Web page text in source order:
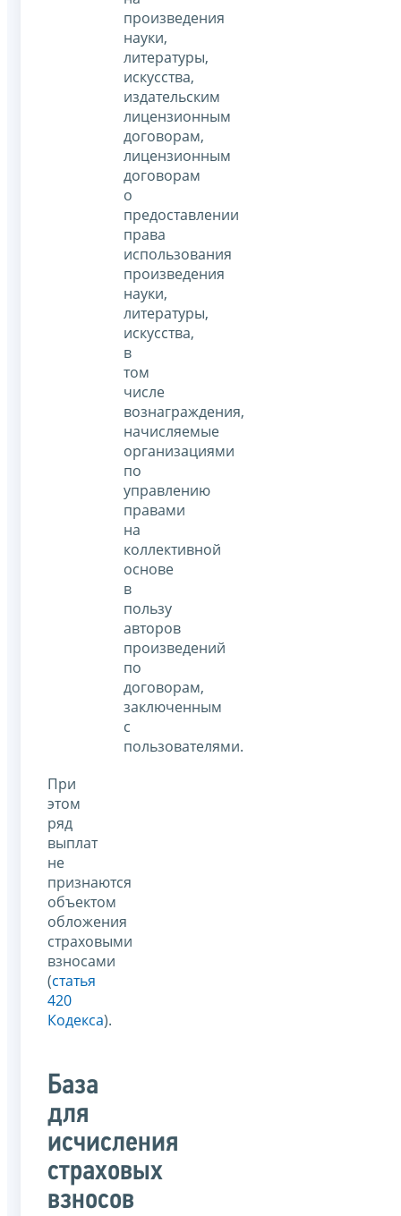
произведения
науки,
литературы,
искусства,
издательским
лицензионным
договорам,
лицензионным
договорам
о
предоставлении
права
использования
произведения
науки,
литературы,
искусства,
в
том
числе
вознаграждения,
начисляемые
организациями
по
управлению
правами
на
коллективной
основе
в
пользу
авторов
произведений
по
договорам,
заключенным
с
пользователями.
При
этом
ряд
выплат
не
признаются
объектом
обложения
страховыми
взносами
(статья
420
Кодекса).
База
для
исчисления
страховых
взносов